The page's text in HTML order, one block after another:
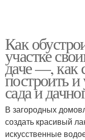
Как
участке
даче —, как
построить и
сада и
В загородных
создать красивый
искусственные